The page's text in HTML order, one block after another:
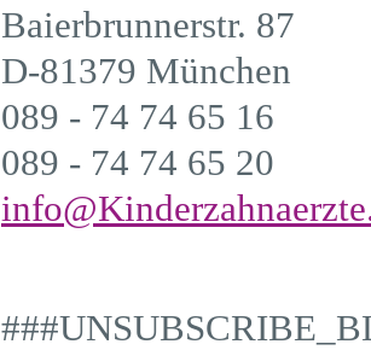
Baierbrunnerstr. 87
D-81379 München
089 - 74 74 65 16
089 - 74 74 65 20